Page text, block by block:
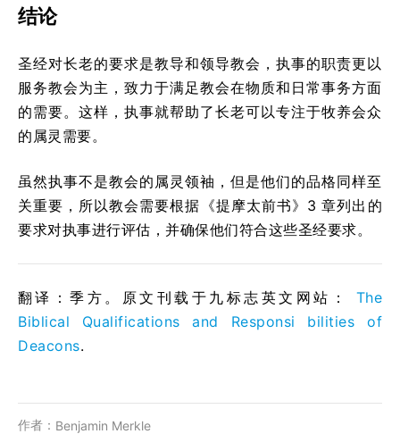
结论
圣经对长老的要求是教导和领导教会，执事的职责更以
服务教会为主，致力于满足教会在物质和日常事务方面
的需要。这样，执事就帮助了长老可以专注于牧养会众
的属灵需要。
虽然执事不是教会的属灵领袖，但是他们的品格同样至
关重要，所以教会需要根据《提摩太前书》3 章列出的
要求对执事进行评估，并确保他们符合这些圣经要求。
翻译：季方。原文刊载于九标志英文网站： The
Biblical Qualifications and Responsi bilities of
Deacons.
作者： Benjamin Merkle